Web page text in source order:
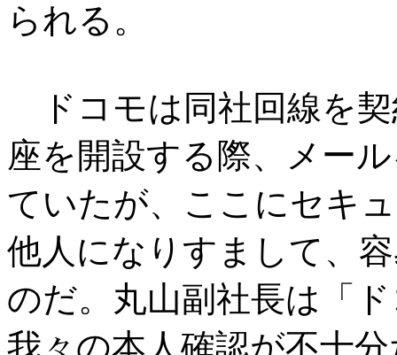
られる。
ドコモは同社回線を
座を開設する際、メー
ていたが、ここにセキ
他人になりすまして、
のだ。丸山副社長は「
我々の本人確認が不十